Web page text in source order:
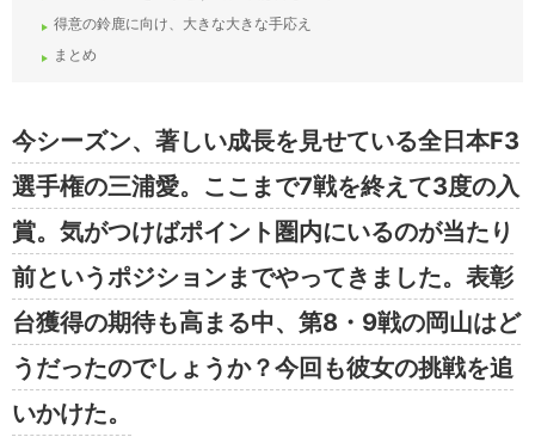
得意の鈴鹿に向け、大きな大きな手応え
まとめ
今シーズン、著しい成長を見せている全日本F3
選手権の三浦愛。ここまで7戦を終えて3度の入
賞。気がつけばポイント圏内にいるのが当たり
前というポジションまでやってきました。表彰
台獲得の期待も高まる中、第8・9戦の岡山はど
うだったのでしょうか？今回も彼女の挑戦を追
いかけた。